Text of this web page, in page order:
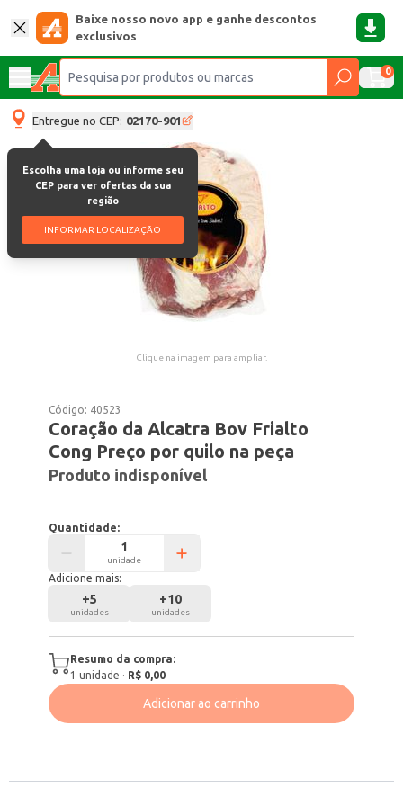
Baixe nosso novo app e ganhe descontos
exclusivos
0
Entregue no CEP: 02170-901
Escolha uma loja ou informe seu
CEP para ver ofertas da sua
região
INFORMAR LOCALIZAÇÃO
Clique na imagem para ampliar.
Código: 40523
Coração da Alcatra Bov Frialto
Cong Preço por quilo na peça
Produto indisponível
Quantidade:
unidade
Adicione mais:
+5
unidades
+10
unidades
Resumo da compra:
1 unidade · R$ 0,00
Adicionar ao carrinho